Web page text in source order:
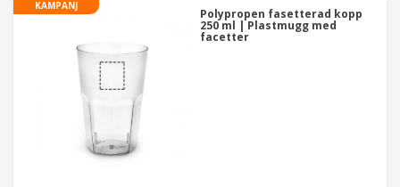
KAMPANJ
Polypropen fasetterad kopp
250 ml | Plastmugg med
facetter